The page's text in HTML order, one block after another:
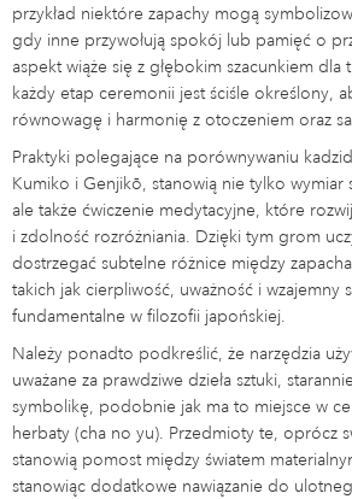
przykład niektóre zapachy mogą
gdy inne przywołują spokój lub pamięć o
aspekt wiąże się z głębokim szacunkiem
każdy etap ceremonii jest ściśle określony,
równowagę i harmonię z otoczeniem oraz
Praktyki polegające na porównywaniu
Kumiko i Genjikō, stanowią nie tylko wymiar
ale także ćwiczenie medytacyjne, które
i zdolność rozróżniania. Dzięki tym grom
dostrzegać subtelne różnice między
takich jak cierpliwość, uważność i wzajemny
fundamentalne w filozofii japońskiej.
Należy ponadto podkreślić, że narzędzia
uważane za prawdziwe dzieła sztuki,
symbolikę, podobnie jak ma to miejsce w
herbaty (cha no yu). Przedmioty te, oprócz
stanowią pomost między światem
stanowiąc dodatkowe nawiązanie do